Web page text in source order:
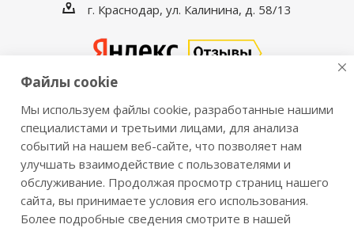
г. Краснодар, ул. Калинина, д. 58/13
2016-2026 © VALBERGSAFE.RU — Интернет-магазин
сейфов Valberg и металлической мебели Практик.
Продажа сейфов для дома и офиса, металлических
шкафов, стеллажей, металлических дверей.
Информация о розничных ценах, технических
характеристиках, наличии на складе носит справочный
Файлы cookie
Мы используем файлы cookie, разработанные нашими
специалистами и третьими лицами, для анализа
событий на нашем веб-сайте, что позволяет нам
улучшать взаимодействие с пользователями и
обслуживание. Продолжая просмотр страниц нашего
сайта, вы принимаете условия его использования.
Более подробные сведения смотрите в нашей